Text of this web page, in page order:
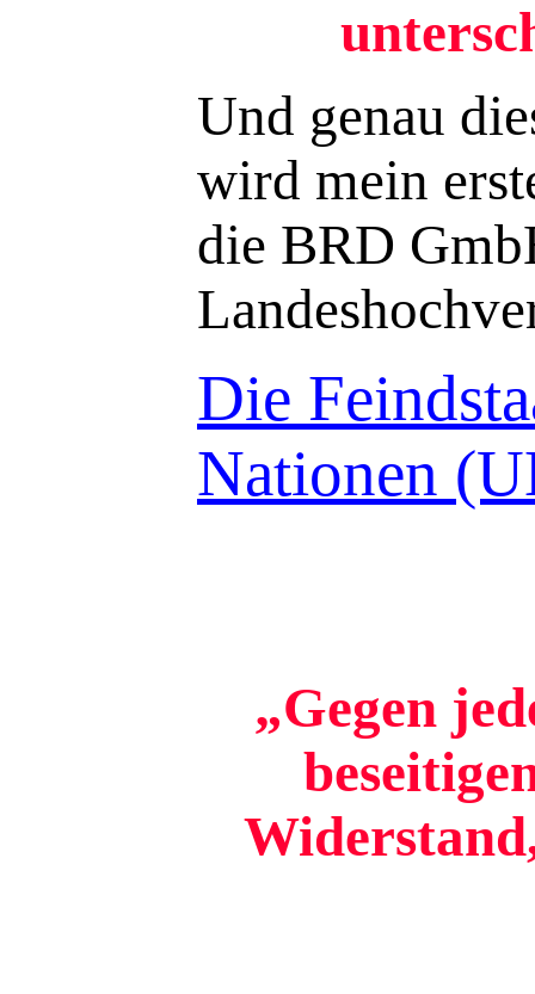
Und genau
wird mein
die BRD
Die
Nationen
„Gegen